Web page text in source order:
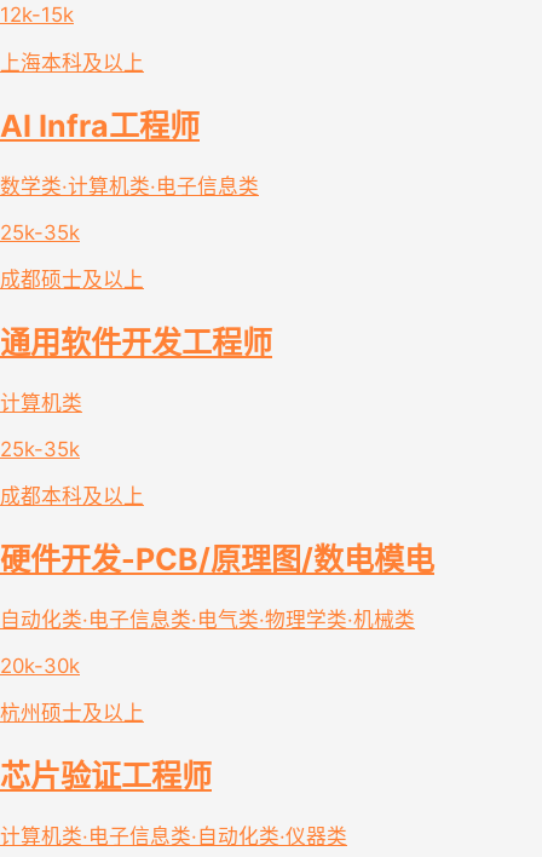
12k-15k
上海本科及以上
AI Infra工程师
数学类·计算机类·电子信息类
25k-35k
成都硕士及以上
通用软件开发工程师
计算机类
25k-35k
成都本科及以上
硬件开发-PCB/原理图/数电模电
自动化类·电子信息类·电气类·物理学类·机械类
20k-30k
杭州 硕士及以上
芯片验证工程师
计算机类·电子信息类·自动化类·仪器类